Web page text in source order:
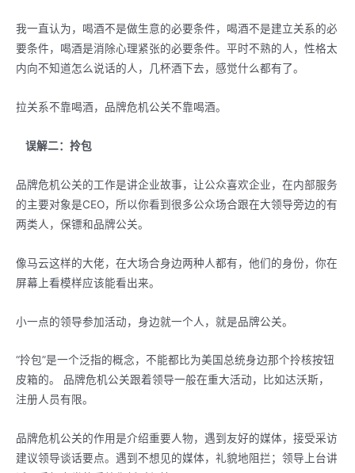
我一直认为，喝酒不是做生意的必要条件，喝酒不是建立关系的必
要条件，喝酒是消除心理紧张的必要条件。平时不熟的人，性格太
内向不知道怎么说话的人，几杯酒下去，感觉什么都有了。
拉关系不靠喝酒，品牌危机公关不靠喝酒。
误解二：拎包
品牌危机公关的工作是讲企业故事，让公众喜欢企业，在内部服务
的主要对象是CEO，所以你看到很多公众场合跟在大领导旁边的有
两类人，保镖和品牌公关。
像马云这样的大佬，在大场合身边两种人都有，他们的身份，你在
屏幕上看模样应该能看出来。
小一点的领导参加活动，身边就一个人，就是品牌公关。
“拎包”是一个泛指的概念，不能都比为美国总统身边那个拎核按钮
皮箱的。 品牌危机公关跟着领导一般在重大活动，比如达沃斯，
注册人员有限。
品牌危机公关的作用是介绍重要人物，遇到友好的媒体，接受采访
建议领导谈话要点。遇到不想见的媒体，礼貌地阻拦；领导上台讲